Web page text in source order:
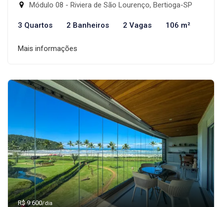
Módulo 08 - Riviera de São Lourenço, Bertioga-SP
3 Quartos 2 Banheiros 2 Vagas 106 m²
Mais informações
R$ 9.600/dia